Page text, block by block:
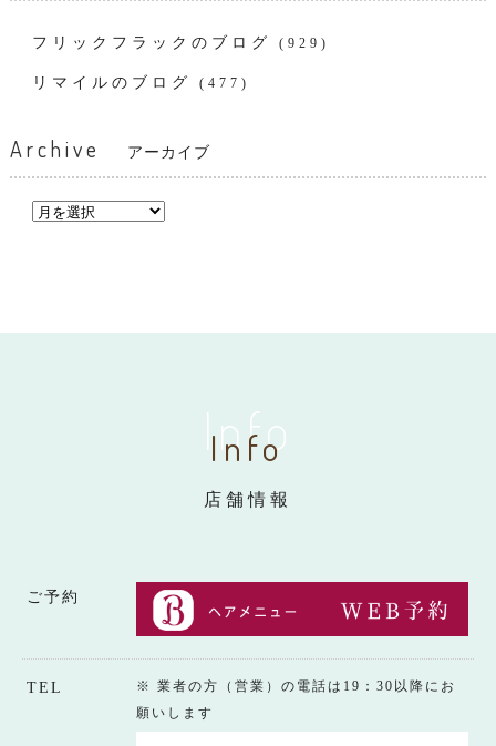
フリックフラックのブログ (929)
リマイルのブログ (477)
Archive アーカイブ
Info
Info
店舗情報
ご予約
TEL
※ 業者の方（営業）の電話は19：30以降にお
願いします